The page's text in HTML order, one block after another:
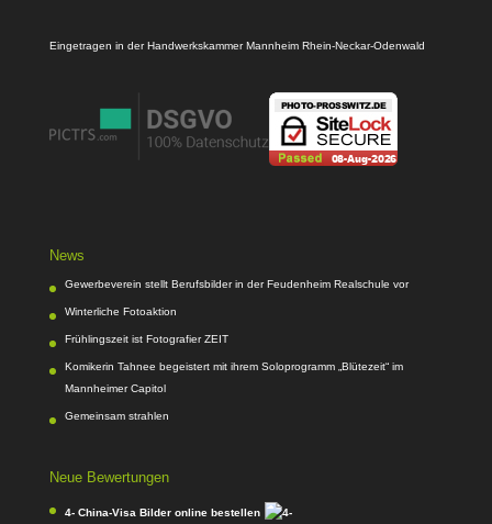
Eingetragen in der Handwerkskammer Mannheim Rhein-Neckar-Odenwald
News
Gewerbeverein stellt Berufsbilder in der Feudenheim Realschule vor
Winterliche Fotoaktion
Frühlingszeit ist Fotografier ZEIT
Komikerin Tahnee begeistert mit ihrem Soloprogramm „Blütezeit“ im
Mannheimer Capitol
Gemeinsam strahlen
Neue Bewertungen
4- China-Visa Bilder online bestellen